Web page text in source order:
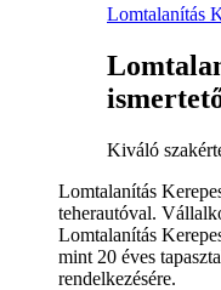
Lomtalanítás
Kiváló
Lomtalanítás
teherautóval.
Lomtalanítás
mint 20 éves
rendelkezésére.